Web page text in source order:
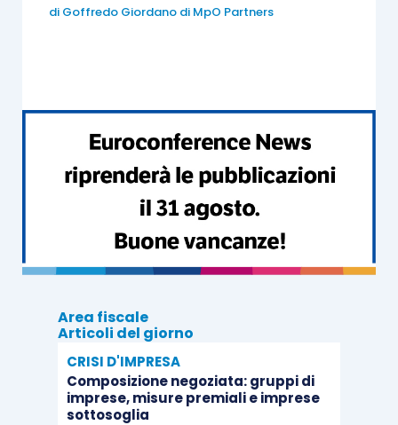
singoli professionisti associati, si ritiene
non determina, per il professionista che
recede, alcun tipo di obbligo (fatturazione,
registrazione, etc.).
La medesima
risoluzione AdE
corrisposta al socio receduto non
titolare di autonoma partita Iva
affermando che
corrisposta, tra l’altro, fatte salve diverse
pattuizioni tra i soci, una quota
di Goffredo Giordano di MpO Partners
Area fiscale
Articoli del giorno
CRISI D'IMPRESA
Composizione negoziata: gruppi di
imprese, misure premiali e imprese
sottosoglia